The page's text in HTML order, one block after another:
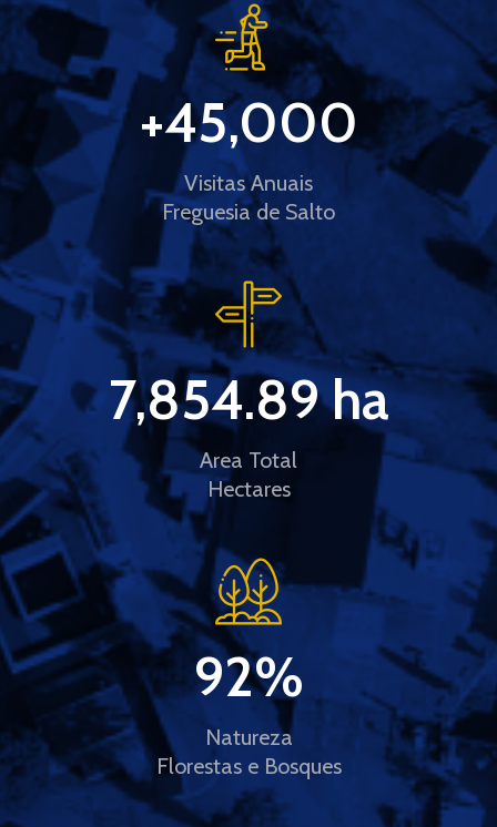
Visitas Anuais
Freguesia de Salto
+45,000
Area Total
Hectares
7,854.89 ha
Natureza
Florestas e Bosques
92%